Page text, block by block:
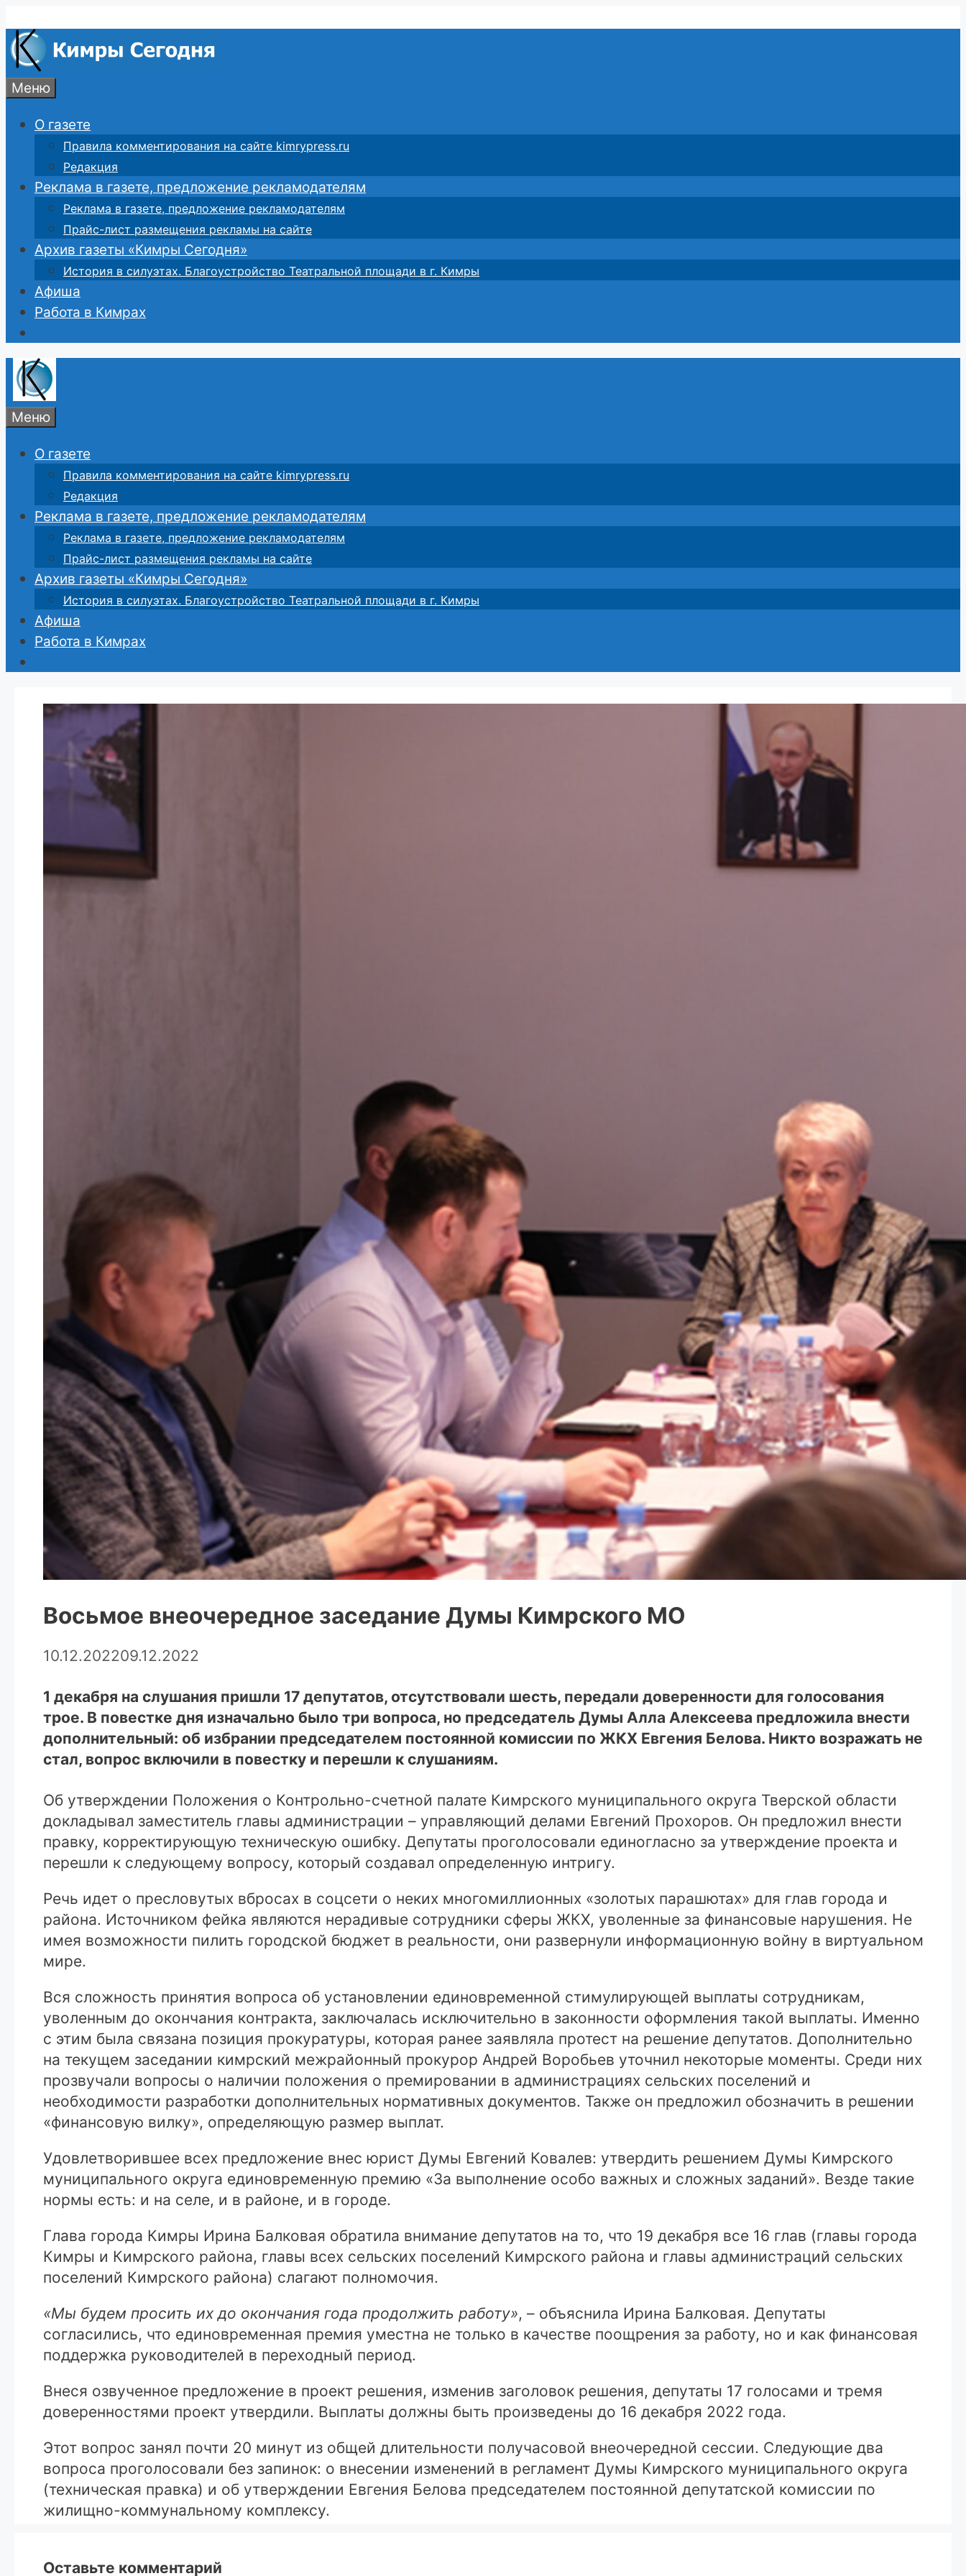
к
содержимому
Меню
О газете
Правила комментирования на сайте kimrypress.ru
Редакция
Реклама в газете, предложение рекламодателям
Реклама в газете, предложение рекламодателям
Прайс-лист размещения рекламы на сайте
Архив газеты «Кимры Сегодня»
История в силуэтах. Благоустройство Театральной площади в г. Кимры
Афиша
Работа в Кимрах
Меню
О газете
Правила комментирования на сайте kimrypress.ru
Редакция
Реклама в газете, предложение рекламодателям
Реклама в газете, предложение рекламодателям
Прайс-лист размещения рекламы на сайте
Архив газеты «Кимры Сегодня»
История в силуэтах. Благоустройство Театральной площади в г. Кимры
Афиша
Работа в Кимрах
Восьмое внеочередное заседание Думы Кимрского МО
10.12.202209.12.2022
1 декабря на слушания пришли 17 депутатов, отсутствовали шесть, передали доверенности для голосования
трое. В повестке дня изначально было три вопроса, но председатель Думы Алла Алексеева предложила внести
дополнительный: об избрании председателем постоянной комиссии по ЖКХ Евгения Белова. Никто возражать не
стал, вопрос включили в повестку и перешли к слушаниям.
Об утверждении Положения о Контрольно-счетной палате Кимрского муниципального округа Тверской области
докладывал заместитель главы администрации – управляющий делами Евгений Прохоров. Он предложил внести
правку, корректирующую техническую ошибку. Депутаты проголосовали единогласно за утверждение проекта и
перешли к следующему вопросу, который создавал определенную интригу.
Речь идет о пресловутых вбросах в соцсети о неких многомиллионных «золотых парашютах» для глав города и
района. Источником фейка являются нерадивые сотрудники сферы ЖКХ, уволенные за финансовые нарушения. Не
имея возможности пилить городской бюджет в реальности, они развернули информационную войну в виртуальном
мире.
Вся сложность принятия вопроса об установлении единовременной стимулирующей выплаты сотрудникам,
уволенным до окончания контракта, заключалась исключительно в законности оформления такой выплаты. Именно
с этим была связана позиция прокуратуры, которая ранее заявляла протест на решение депутатов. Дополнительно
на текущем заседании кимрский межрайонный прокурор Андрей Воробьев уточнил некоторые моменты. Среди них
прозвучали вопросы о наличии положения о премировании в администрациях сельских поселений и
необходимости разработки дополнительных нормативных документов. Также он предложил обозначить в решении
«финансовую вилку», определяющую размер выплат.
Удовлетворившее всех предложение внес юрист Думы Евгений Ковалев: утвердить решением Думы Кимрского
муниципального округа единовременную премию «За выполнение особо важных и сложных заданий». Везде такие
нормы есть: и на селе, и в районе, и в городе.
Глава города Кимры Ирина Балковая обратила внимание депутатов на то, что 19 декабря все 16 глав (главы города
Кимры и Кимрского района, главы всех сельских поселений Кимрского района и главы администраций сельских
поселений Кимрского района) слагают полномочия.
«Мы будем просить их до окончания года продолжить работу», – объяснила Ирина Балковая. Депутаты
согласились, что единовременная премия уместна не только в качестве поощрения за работу, но и как финансовая
поддержка руководителей в переходный период.
Внеся озвученное предложение в проект решения, изменив заголовок решения, депутаты 17 голосами и тремя
доверенностями проект утвердили. Выплаты должны быть произведены до 16 декабря 2022 года.
Этот вопрос занял почти 20 минут из общей длительности получасовой внеочередной сессии. Следующие два
вопроса проголосовали без запинок: о внесении изменений в регламент Думы Кимрского муниципального округа
(техническая правка) и об утверждении Евгения Белова председателем постоянной депутатской комиссии по
жилищно-коммунальному комплексу.
Оставьте комментарий